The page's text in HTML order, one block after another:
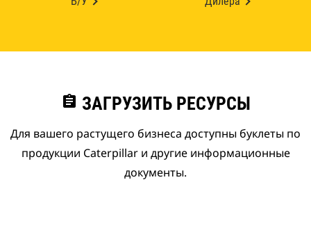
assignment ЗАГРУЗИТЬ РЕСУРСЫ
Для вашего растущего бизнеса доступны буклеты по
продукции Caterpillar и другие информационные
документы.